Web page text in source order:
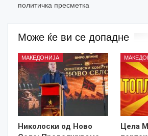
политичка пресметка
Може ќе ви се допадне
МАКЕДОНИЈА
Николоски од Ново
Цела